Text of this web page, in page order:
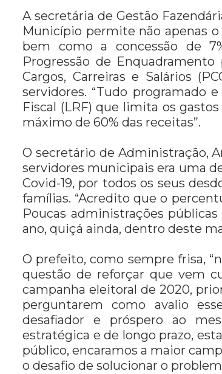
A secretária de Gestão
Município permite não apenas
bem como a concessão de
Progressão de
Cargos, Carreiras e Salários
servidores. “Tudo programado
Fiscal (LRF) que limita os
máximo de 60% das receitas”.
O secretário de Administração,
servidores municipais era uma
Covid-19, por todos os seus
famílias. “Acredito que o
Poucas administrações
ano, quiçá ainda, dentro deste
O prefeito, como sempre frisa,
questão de reforçar que vem
campanha eleitoral de 2020,
perguntarem como avalio
desafiador e próspero ao
estratégica e de longo prazo,
público, encaramos a maior
o desafio de solucionar o